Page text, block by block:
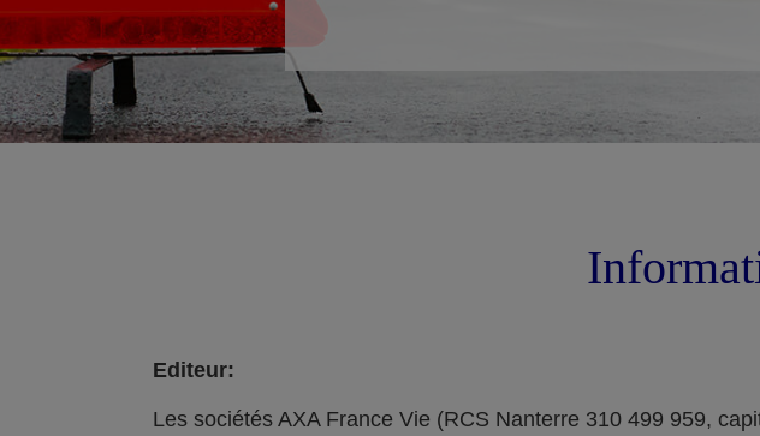
Editeur:
Les sociétés AXA France Vie (RCS Nanterre 310 499 959,